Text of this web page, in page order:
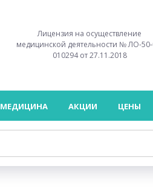
Лицензия на осуществление
медицинской деятельности № ЛО-
010294 от 27.11.2018
МЕДИЦИНА АКЦИИ ЦЕНЫ